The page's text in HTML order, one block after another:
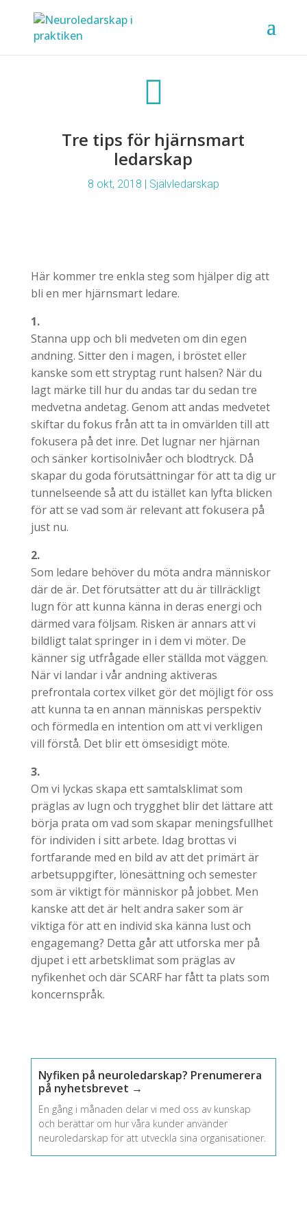

Tre tips för hjärnsmart
ledarskap
8 okt, 2018 | Självledarskap
Här kommer tre enkla steg som hjälper dig att
bli en mer hjärnsmart ledare.
1.
Stanna upp och bli medveten om din egen
andning. Sitter den i magen, i bröstet eller
kanske som ett stryptag runt halsen? När du
lagt märke till hur du andas tar du sedan tre
medvetna andetag. Genom att andas medvetet
skiftar du fokus från att ta in omvärlden till att
fokusera på det inre. Det lugnar ner hjärnan
och sänker kortisolnivåer och blodtryck. Då
skapar du goda förutsättningar för att ta dig ur
tunnelseende så att du istället kan lyfta blicken
för att se vad som är relevant att fokusera på
just nu.
2.
Som ledare behöver du möta andra människor
där de är. Det förutsätter att du är tillräckligt
lugn för att kunna känna in deras energi och
därmed vara följsam. Risken är annars att vi
bildligt talat springer in i dem vi möter. De
känner sig utfrågade eller ställda mot väggen.
När vi landar i vår andning aktiveras
prefrontala cortex vilket gör det möjligt för oss
att kunna ta en annan människas perspektiv
och förmedla en intention om att vi verkligen
vill förstå. Det blir ett ömsesidigt möte.
3.
Om vi lyckas skapa ett samtalsklimat som
präglas av lugn och trygghet blir det lättare att
börja prata om vad som skapar meningsfullhet
för individen i sitt arbete. Idag brottas vi
fortfarande med en bild av att det primärt är
arbetsuppgifter, lönesättning och semester
som är viktigt för människor på jobbet. Men
kanske att det är helt andra saker som är
viktiga för att en individ ska känna lust och
engagemang? Detta går att utforska mer på
djupet i ett arbetsklimat som präglas av
nyfikenhet och där SCARF har fått ta plats som
koncernspråk.
Nyfiken på neuroledarskap? Prenumerera
på nyhetsbrevet →
En gång i månaden delar vi med oss av kunskap
och berättar om hur våra kunder använder
neuroledarskap för att utveckla sina organisationer.